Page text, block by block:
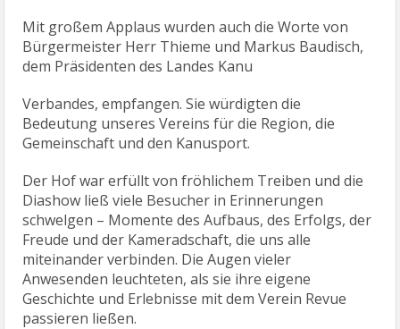
Mit großem Applaus wurden auch die Worte von
Bürgermeister Herr Thieme und Markus Baudisch,
dem Präsidenten des Landes Kanu
Verbandes, empfangen. Sie würdigten die
Bedeutung unseres Vereins für die Region, die
Gemeinschaft und den Kanusport.
Der Hof war erfüllt von fröhlichem Treiben und die
Diashow ließ viele Besucher in Erinnerungen
schwelgen – Momente des Aufbaus, des Erfolgs, der
Freude und der Kameradschaft, die uns alle
miteinander verbinden. Die Augen vieler
Anwesenden leuchteten, als sie ihre eigene
Geschichte und Erlebnisse mit dem Verein Revue
passieren ließen.